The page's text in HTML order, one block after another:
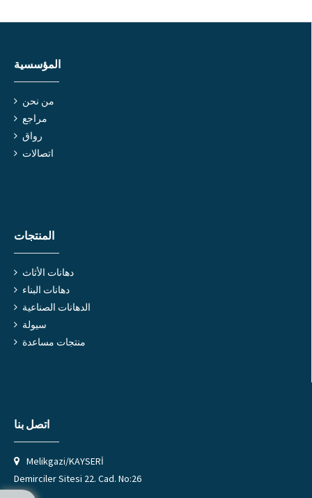
المؤسسية
من نحن
مراجع
رواق
اتصالات
المنتجات
دهانات الأثاث
دهانات البناء
الدهانات الصناعية
سيولة
منتجات مساعدة
اتصل بنا
Melikgazi/KAYSERİ
Demirciler Sitesi 22. Cad. No:26